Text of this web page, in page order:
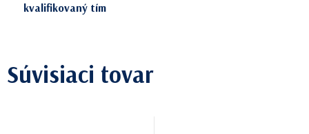
kvalifikovaný tím
Súvisiaci tovar